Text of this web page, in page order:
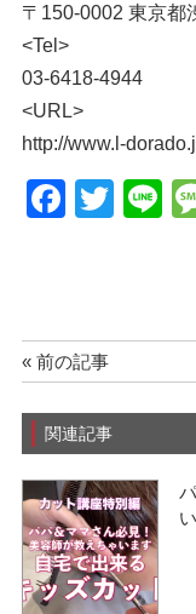
〒150-0002 東京都
<Tel>
03-6418-4944
<URL>
http://www.l-
F
b
o
o
k
T
Li
« 前の記事
関連記事